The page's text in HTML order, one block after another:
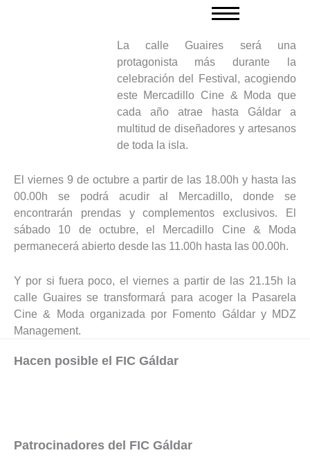
La calle Guaires será una
protagonista más durante la
celebración del Festival, acogiendo
este Mercadillo Cine & Moda que
cada año atrae hasta Gáldar a
multitud de diseñadores y artesanos
de toda la isla.
El viernes 9 de octubre a partir de las 18.00h y hasta las
00.00h se podrá acudir al Mercadillo, donde se
encontrarán prendas y complementos exclusivos. El
sábado 10 de octubre, el Mercadillo Cine & Moda
permanecerá abierto desde las 11.00h hasta las 00.00h.
Y por si fuera poco, el viernes a partir de las 21.15h la
calle Guaires se transformará para acoger la Pasarela
Cine & Moda organizada por Fomento Gáldar y MDZ
Management.
Hacen posible el FIC Gáldar
Patrocinadores del FIC Gáldar